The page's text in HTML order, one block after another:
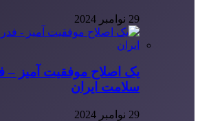
29 نوامبر 2024
یک اصلاح موفقیت آمیز –
سلامت ایران
29 نوامبر 2024